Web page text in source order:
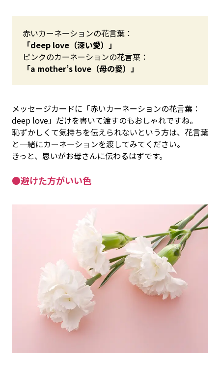
赤いカーネーションの花言葉：
「deep love（深い愛）」
ピンクのカーネーションの花言葉：
「a mother’s love（母の愛）」
メッセージカードに「赤いカーネーションの花言葉：
deep love」だけを書いて渡すのもおしゃれですね。
恥ずかしくて気持ちを伝えられないという方は、花言葉
と一緒にカーネーションを渡してみてください。
きっと、思いがお母さんに伝わるはずです。
●避けた方がいい色